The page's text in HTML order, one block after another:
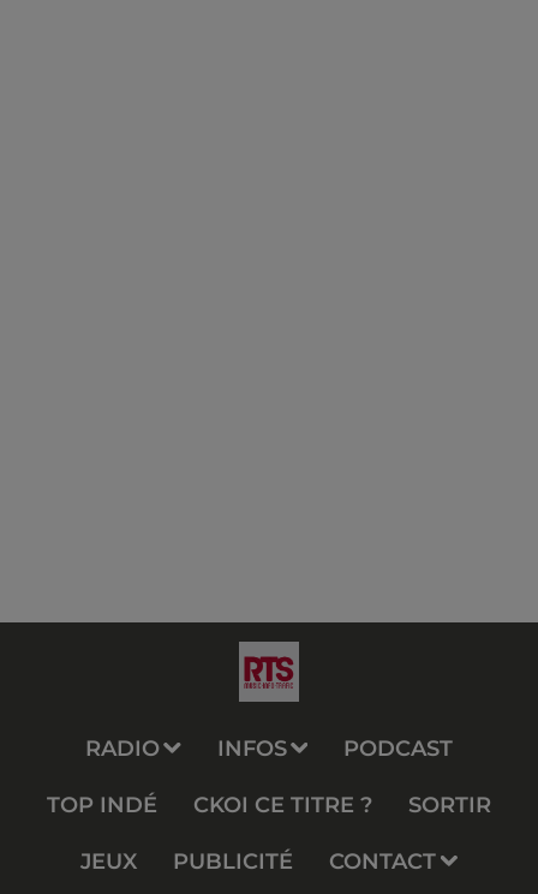
RADIO INFOS PODCAST
TOP INDÉ CKOI CE TITRE ? SORTIR
JEUX PUBLICITÉ CONTACT